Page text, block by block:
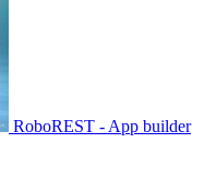
RoboREST - App builder